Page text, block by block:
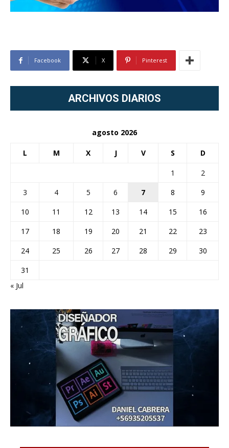
Facebook X Pinterest
ARCHIVOS DIARIOS
agosto 2026
L M X J V S D
1
2
3
4 5 6 7 8
9
10
11 12 13 14 15
16
17
18 19 20 21 22
23
24
25 26 27 28 29
30
31
« Jul